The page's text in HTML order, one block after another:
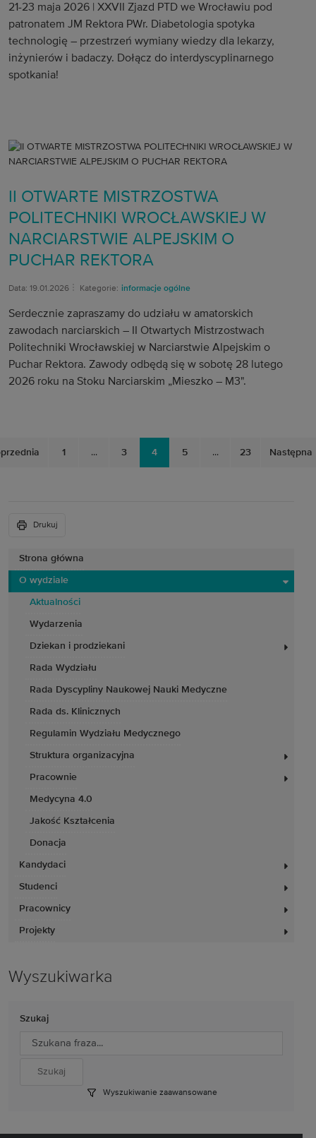
Strona główna
O wydziale
Aktualności
Wydarzenia
Dziekan i prodziekani
Rada Wydziału
Rada Dyscypliny Naukowej Nauki Medyczne
Rada ds. Klinicznych
Regulamin Wydziału Medycznego
Struktura organizacyjna
Pracownie
Medycyna 4.0
Jakość Kształcenia
Donacja
Kandydaci
Studenci
Pracownicy
Projekty
Wyszukiwarka
Szukaj
Wyszukiwanie zaawansowane
21-23 maja 2026 | XXVII Zjazd PTD we Wrocławiu pod
patronatem JM Rektora PWr. Diabetologia spotyka
technologię – przestrzeń wymiany wiedzy dla lekarzy,
inżynierów i badaczy. Dołącz do interdyscyplinarnego
spotkania!
II OTWARTE MISTRZOSTWA
POLITECHNIKI WROCŁAWSKIEJ W
NARCIARSTWIE ALPEJSKIM O
PUCHAR REKTORA
Data: 19.01.2026 Kategorie: informacje ogólne
Serdecznie zapraszamy do udziału w amatorskich
zawodach narciarskich – II Otwartych Mistrzostwach
Politechniki Wrocławskiej w Narciarstwie Alpejskim o
Puchar Rektora. Zawody odbędą się w sobotę 28 lutego
2026 roku na Stoku Narciarskim „Mieszko – M3".
1 ... 3 4 5 ... 23 Następna
Drukuj